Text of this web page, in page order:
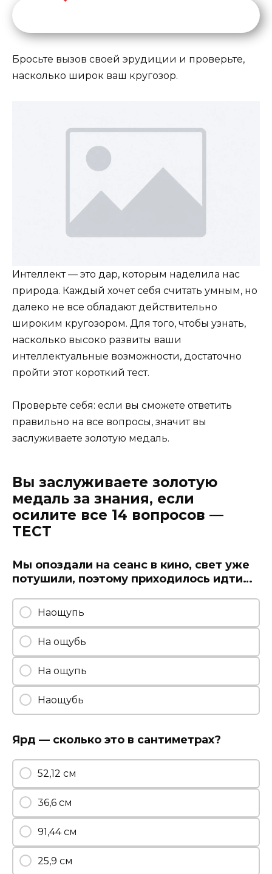
Бросьте вызов своей эрудиции и проверьте,
насколько широк ваш кругозор.
Интеллект — это дар, которым наделила нас
природа. Каждый хочет себя считать умным, но
далеко не все обладают действительно
широким кругозором. Для того, чтобы узнать,
насколько высоко развиты ваши
интеллектуальные возможности, достаточно
пройти этот короткий тест.
Проверьте себя: если вы сможете ответить
правильно на все вопросы, значит вы
заслуживаете золотую медаль.
Вы заслуживаете золотую
медаль за знания, если
осилите все 14 вопросов —
ТЕСТ
Мы опоздали на сеанс в кино, свет уже
потушили, поэтому приходилось идти…
Наощупь
На ощубь
На ощупь
Наощубь
Ярд — сколько это в сантиметрах?
52,12 см
36,6 см
91,44 см
25,9 см